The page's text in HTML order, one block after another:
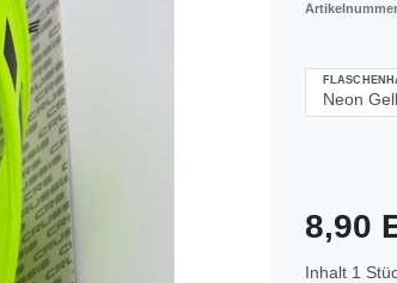
Artikelnummer
8,90
Inhalt 1